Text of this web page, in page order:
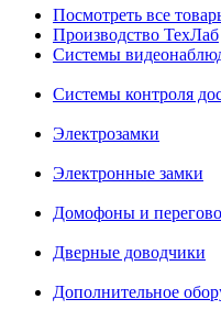
Посмотреть все
Производство ТехЛаб
Системы
Системы контроля
Электрозамки
Электронные замки
Домофоны и
Дверные доводчики
Дополнительное